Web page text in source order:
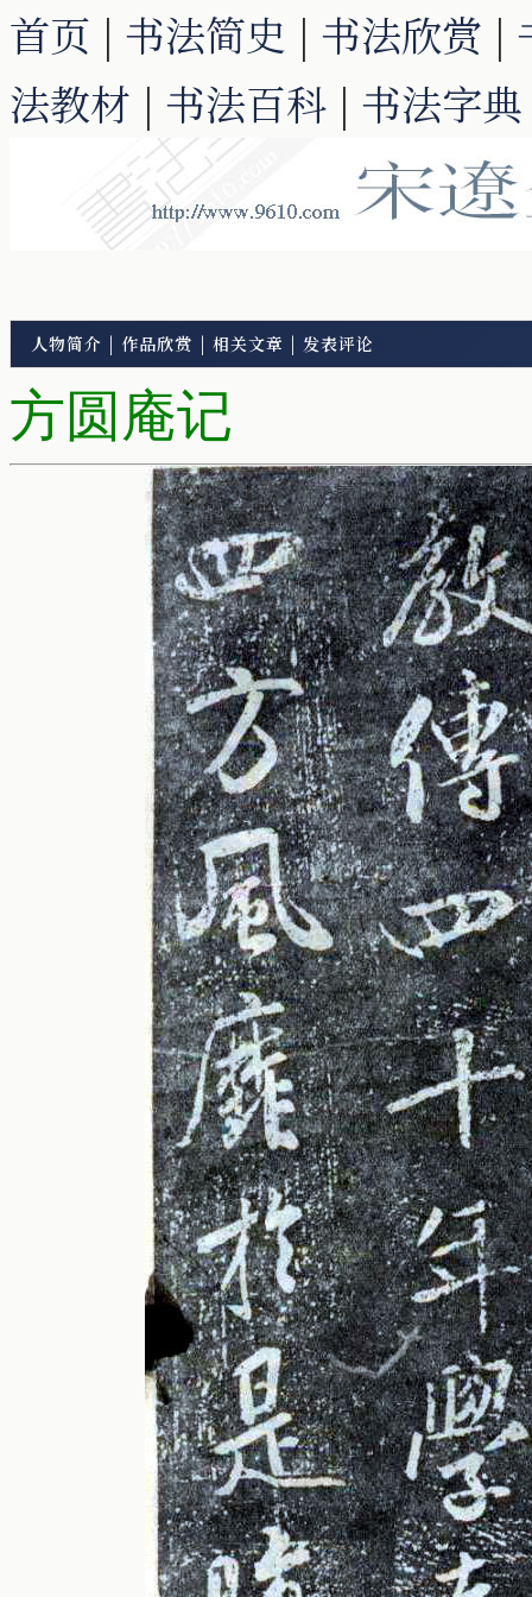
首页 | 书法简史 | 书法欣赏 |
法教材 | 书法百科 | 书法字典
人物简介 | 作品欣赏 | 相关文章 | 发表评论
方圆庵记